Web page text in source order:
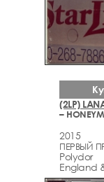
(2LP)
–
2015
ПЕРВЫЙ
Polydor
England